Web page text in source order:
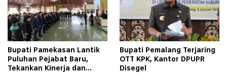
Bupati Pamekasan Lantik
Puluhan Pejabat Baru,
Tekankan Kinerja dan
Bupati Pemalang Terjaring
OTT KPK, Kantor DPUPR
Disegel